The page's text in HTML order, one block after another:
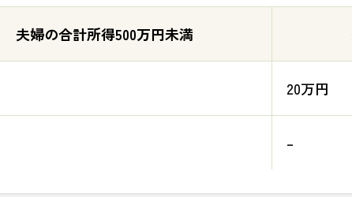
夫婦の合計所得500万円未満
20万円
–